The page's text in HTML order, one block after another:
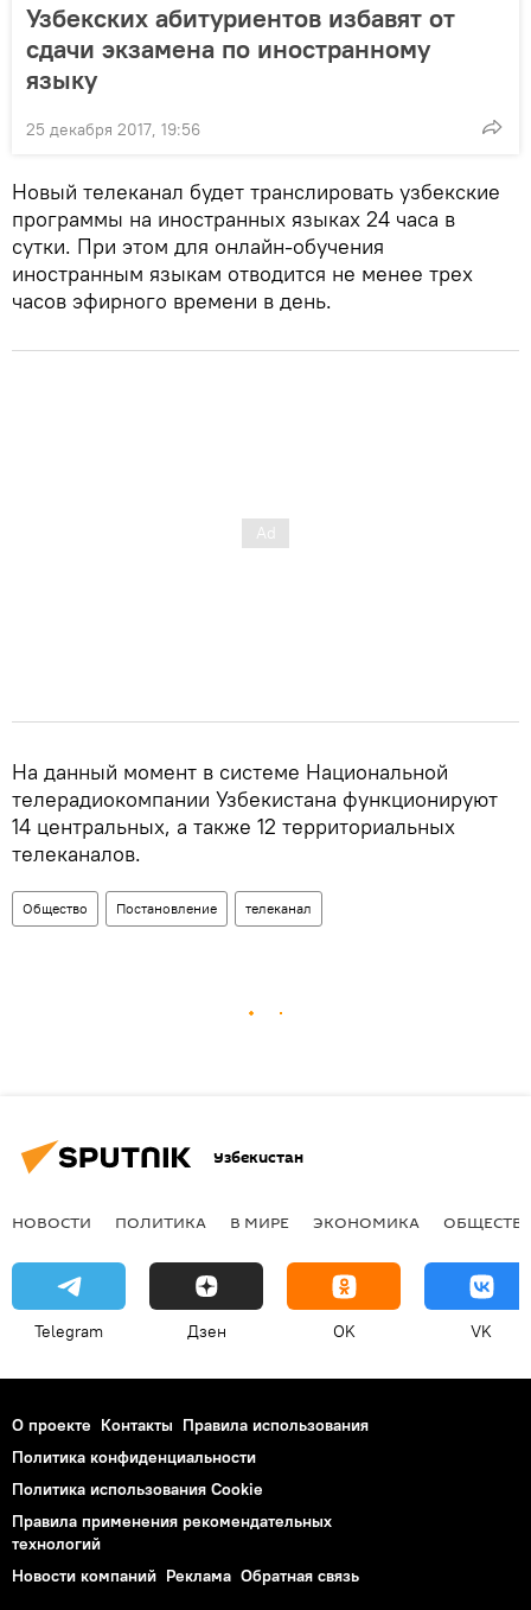
Узбекских абитуриентов избавят от
сдачи экзамена по иностранному
языку
25 декабря 2017, 19:56
Новый телеканал будет транслировать узбекские
программы на иностранных языках 24 часа в
сутки. При этом для онлайн-обучения
иностранным языкам отводится не менее трех
часов эфирного времени в день.
На данный момент в системе Национальной
телерадиокомпании Узбекистана функционируют
14 центральных, а также 12 территориальных
телеканалов.
Общество Постановление телеканал
Узбекистан
НОВОСТИ ПОЛИТИКА В МИРЕ ЭКОНОМИКА
Telegram Дзен OK VK
О проекте Контакты Правила использования
Политика конфиденциальности
Политика использования Cookie
Правила применения рекомендательных
технологий
Новости компаний Реклама Обратная связь